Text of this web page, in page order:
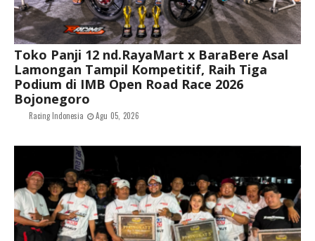
Toko Panji 12 nd.RayaMart x BaraBere Asal
Lamongan Tampil Kompetitif, Raih Tiga
Podium di IMB Open Road Race 2026
Bojonegoro
Racing Indonesia Agu 05, 2026